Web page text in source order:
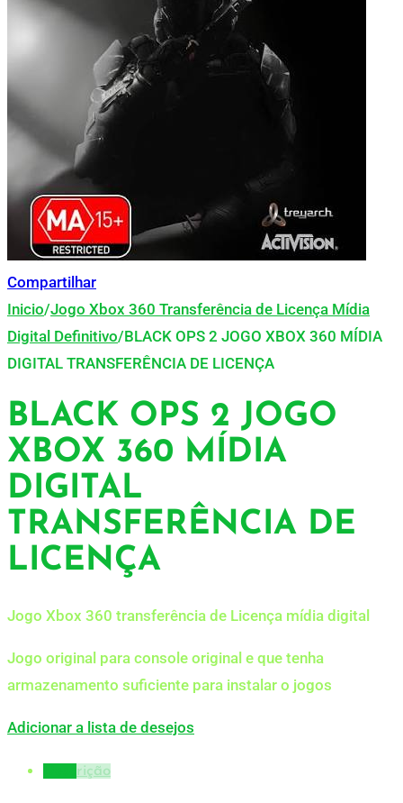
Compartilhar
Inicio/Jogo Xbox 360 Transferência de Licença Mídia
Digital Definitivo/BLACK OPS 2 JOGO XBOX 360 MÍDIA
DIGITAL TRANSFERÊNCIA DE LICENÇA
BLACK OPS 2 JOGO
XBOX 360 MÍDIA
DIGITAL
TRANSFERÊNCIA DE
LICENÇA
Jogo Xbox 360 transferência de Licença mídia digital
Jogo original para console original e que tenha
armazenamento suficiente para instalar o jogos
Adicionar a lista de desejos
Descrição